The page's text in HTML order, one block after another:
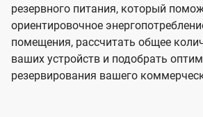
резервного питания, который
ориентировочное
помещения, рассчитать общее
ваших устройств и подобрать
резервирования вашего